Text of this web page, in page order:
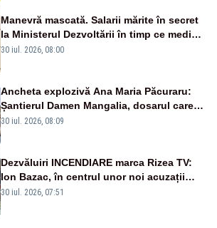
Manevră mascată. Salarii mărite în secret
la Ministerul Dezvoltării în timp ce medicii
ies în stradă
30 iul. 2026, 08:00
Ancheta explozivă Ana Maria Păcuraru:
Șantierul Damen Mangalia, dosarul care
scufundă apărarea României
30 iul. 2026, 08:09
Dezvăluiri INCENDIARE marca Rizea TV:
Ion Bazac, în centrul unor noi acuzații
publice
30 iul. 2026, 07:51